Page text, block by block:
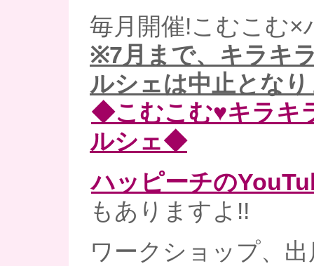
毎月開催!こむこむ×
※7月まで、キラキ
ルシェは中止とな
◆こむこむ♥キラキ
ルシェ◆
ハッピーチの
もありますよ!!
ワークショップ、